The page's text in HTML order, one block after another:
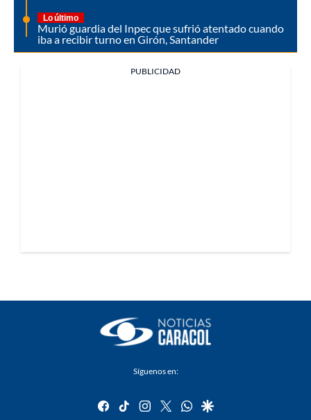
Lo último
Murió guardia del Inpec que sufrió atentado cuando
iba a recibir turno en Girón, Santander
PUBLICIDAD
Síguenos en:
facebook
tiktok instagram
twitterwhatsapp
google